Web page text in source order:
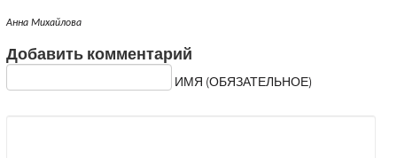
Анна Михайлова
Добавить комментарий
ИМЯ (ОБЯЗАТЕЛЬНОЕ)